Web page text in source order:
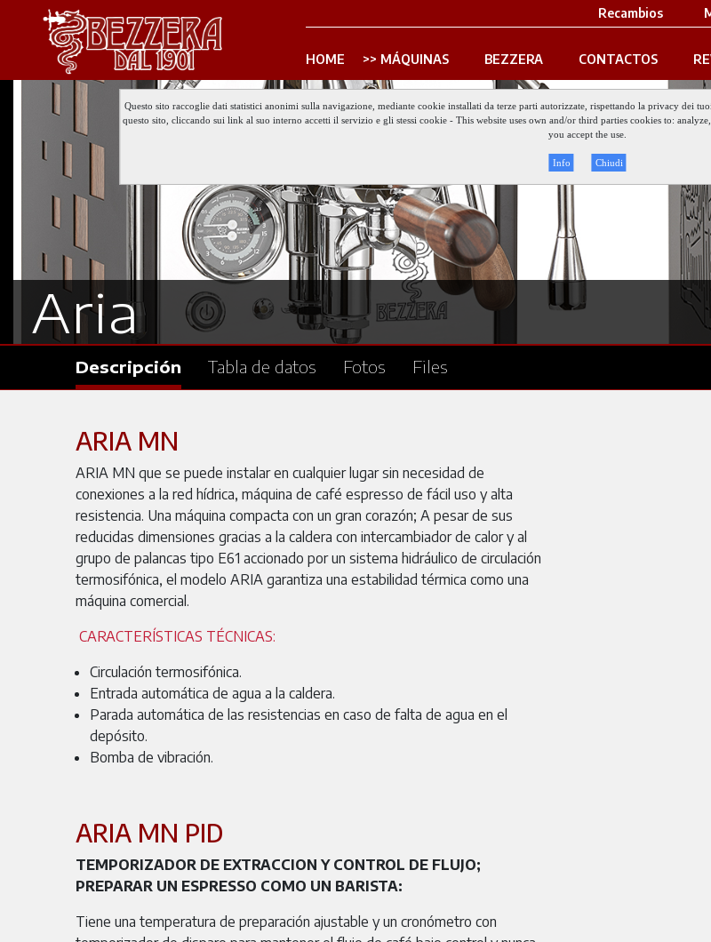
Recambios
HOME MÁQUINAS BEZZERA CONTACTOS
Questo sito raccoglie dati statistici anonimi sulla navigazione, mediante cookie installati da terze parti autorizzate, rispettando la privacy dei
questo sito, cliccando sui link al suo interno accetti il servizio e gli stessi cookie - This website uses own and/or third parties cookies to:
you accept the use.
Info Chiudi
Aria
Descripción Tabla de datos Fotos Files
ARIA MN
ARIA MN que se puede instalar en cualquier lugar sin necesidad de
conexiones a la red hídrica, máquina de café espresso de fácil uso y alta
resistencia. Una máquina compacta con un gran corazón; A pesar de sus
reducidas dimensiones gracias a la caldera con intercambiador de calor y al
grupo de palancas tipo E61 accionado por un sistema hidráulico de circulación
termosifónica, el modelo ARIA garantiza una estabilidad térmica como una
máquina comercial.
CARACTERÍSTICAS TÉCNICAS:
Circulación termosifónica.
Entrada automática de agua a la caldera.
Parada automática de las resistencias en caso de falta de agua en el
depósito.
Bomba de vibración.
ARIA MN PID
TEMPORIZADOR DE EXTRACCION Y CONTROL DE FLUJO;
PREPARAR UN ESPRESSO COMO UN BARISTA:
Tiene una temperatura de preparación ajustable y un cronómetro con